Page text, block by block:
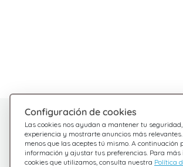
Configuración de cookies
Las cookies nos ayudan a mantener tu
experiencia y mostrarte anuncios más
menos que las aceptes tú mismo. A continuación
información y ajustar tus preferencias. Para
cookies que utilizamos, consulta nuestra Política
¿Tienes dudas?
Estamos aquí